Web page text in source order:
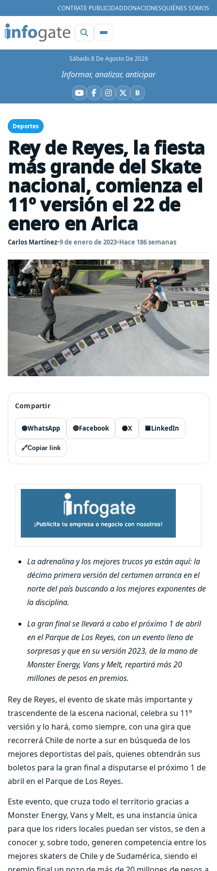
CONTRATE PUBLICIDADDONACIONESQUIÉNES SOMOS
Sábado 8 De Agosto De 2026
Informar, analizar, anticipar
YouTube
Facebook
Instagram
X BBluesky
Deportes
Rey de Reyes, la fiesta
más grande del Skate
nacional, comienza el
11º versión el 22 de
enero en Arica
Carlos Martínez•9 de enero de 2023•Hace 186 semanas
Compartir
🟢WhatsApp 🔵Facebook ⚫X 🟦LinkedIn
🔗Copiar link
La adrenalina y los mejores trucos ya están aquí: la
décimo primera versión del certamen arranca en el
norte del país buscando a los mejores exponentes de
la disciplina.
La gran final se llevará a cabo el próximo 1 de abril
en el Parque de Los Reyes, con un evento lleno de
sorpresas y que en su versión 2023, de la mano de
Monster Energy, Vans y Melt, repartirá más 20
millones de pesos en premios.
Rey de Reyes, el evento de skate más importante y
trascendente de la escena nacional, celebra su 11°
versión y lo hará, como siempre, con una gira que
recorrerá Chile de norte a sur en búsqueda de los
mejores deportistas del país, quienes obtendrán sus
boletos para la gran final a disputarse el próximo 1 de
abril en el Parque de Los Reyes.
Este evento, que cruza todo el territorio gracias a
Monster Energy, Vans y Melt, es una instancia única
para que los riders locales puedan ser vistos, se den a
conocer y, sobre todo, generen competencia entre los
mejores skaters de Chile y de Sudamérica, siendo el